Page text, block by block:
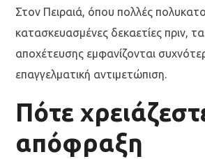
Στον Πειραιά, όπου πολλές
κατασκευασμένες δεκαετίες πριν,
αποχέτευσης εμφανίζονται
επαγγελματική αντιμετώπιση.
Πότε
απόφραξη